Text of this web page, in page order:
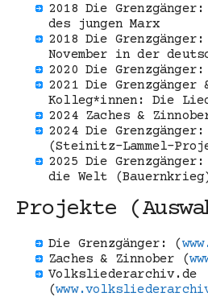
2018 Die
des jungen Marx
2018 Die
November in der
2020 Die
2021 Die Grenzgänger
Kolleg*innen: Die
2024 Zaches &
2024 Die
(Steinitz-Lammel-
2025 Die
die Welt
Projekte
Die Grenzgänger: (
Zaches & Zinnober (
Volksliederarchiv.de
(